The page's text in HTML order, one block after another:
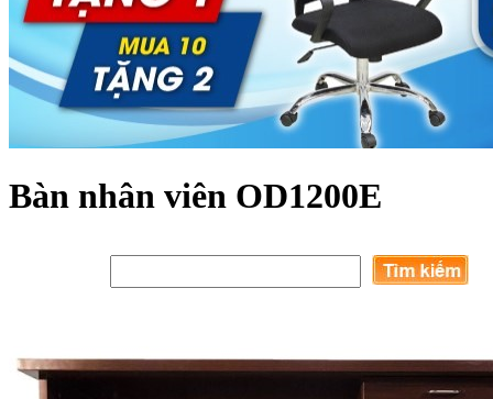
Bàn nhân viên OD1200E